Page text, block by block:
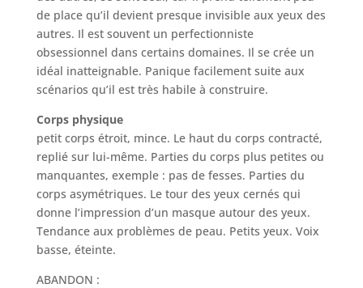
de place qu’il devient presque invisible aux yeux des
autres. Il est souvent un perfectionniste
obsessionnel dans certains domaines. Il se crée un
idéal inatteignable. Panique facilement suite aux
scénarios qu’il est très habile à construire.
Corps physique
petit corps étroit, mince. Le haut du corps contracté,
replié sur lui-même. Parties du corps plus petites ou
manquantes, exemple : pas de fesses. Parties du
corps asymétriques. Le tour des yeux cernés qui
donne l’impression d’un masque autour des yeux.
Tendance aux problèmes de peau. Petits yeux. Voix
basse, éteinte.
ABANDON :